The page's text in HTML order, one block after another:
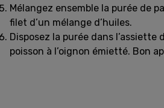
Mélangez ensemble la purée de
filet d’un mélange d’huiles.
Disposez la purée dans l’assiette
poisson à l’oignon émietté. Bon